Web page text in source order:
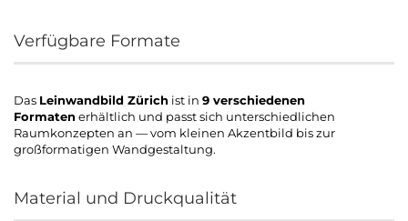
Verfügbare Formate
Das Leinwandbild Zürich ist in 9 verschiedenen
Formatenerhältlich und passt sich unterschiedlichen
Raumkonzepten an — vom kleinen Akzentbild bis zur
großformatigen Wandgestaltung.
Material und Druckqualität